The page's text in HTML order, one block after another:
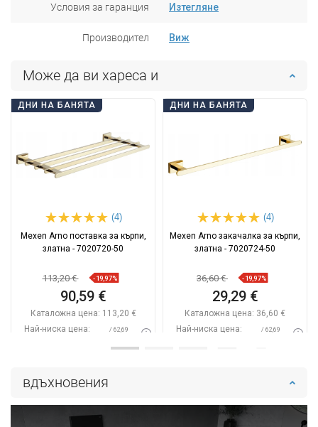
Условия за гаранция Изтегляне
Производител Виж
Може да ви хареса и
ДНИ НА БАНЯТА
(4)
Mexen Arno поставка за кърпи,
златна - 7020720-50
113,20 € -19,97%
90,59 €
Каталожна цена: 113,20 €
Най-ниска цена:
/ 62,69
Добави в количката
favorite_border Любима
Сравнете
ДНИ НА БАНЯТА
(4)
Mexen Arno закачалка за кърпи,
златна - 7020724-50
36,60 € -19,97%
29,29 €
Каталожна цена: 36,60 €
Най-ниска цена:
/ 62,69
Добави в количката
favorite_border Любима
Сравнете
вдъхновения